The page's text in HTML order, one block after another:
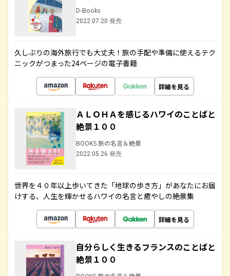
D-Books
2022.07.20 発売
久しぶりの海外旅行でも大丈夫！旅の手配や準備に使えるテク
ニックがつまった24ページの電子書籍
詳細を見る
ＡＬＯＨＡを感じるハワイのことばと
絶景１００
BOOKS 旅の名言＆絶景
2022.05.26 発売
世界を４０年以上歩いてきた「地球の歩き方」があなたにお届
けする、人生を輝かせるハワイの名言と癒やしの絶景集
詳細を見る
自分らしく生きるフランスのことばと
絶景１００